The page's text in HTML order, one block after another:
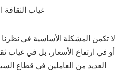
2. غياب
لا تكمن المشكلة الأساسية في
أو في ارتفاع الأسعار، بل في غياب
العديد من العاملين في قطاع